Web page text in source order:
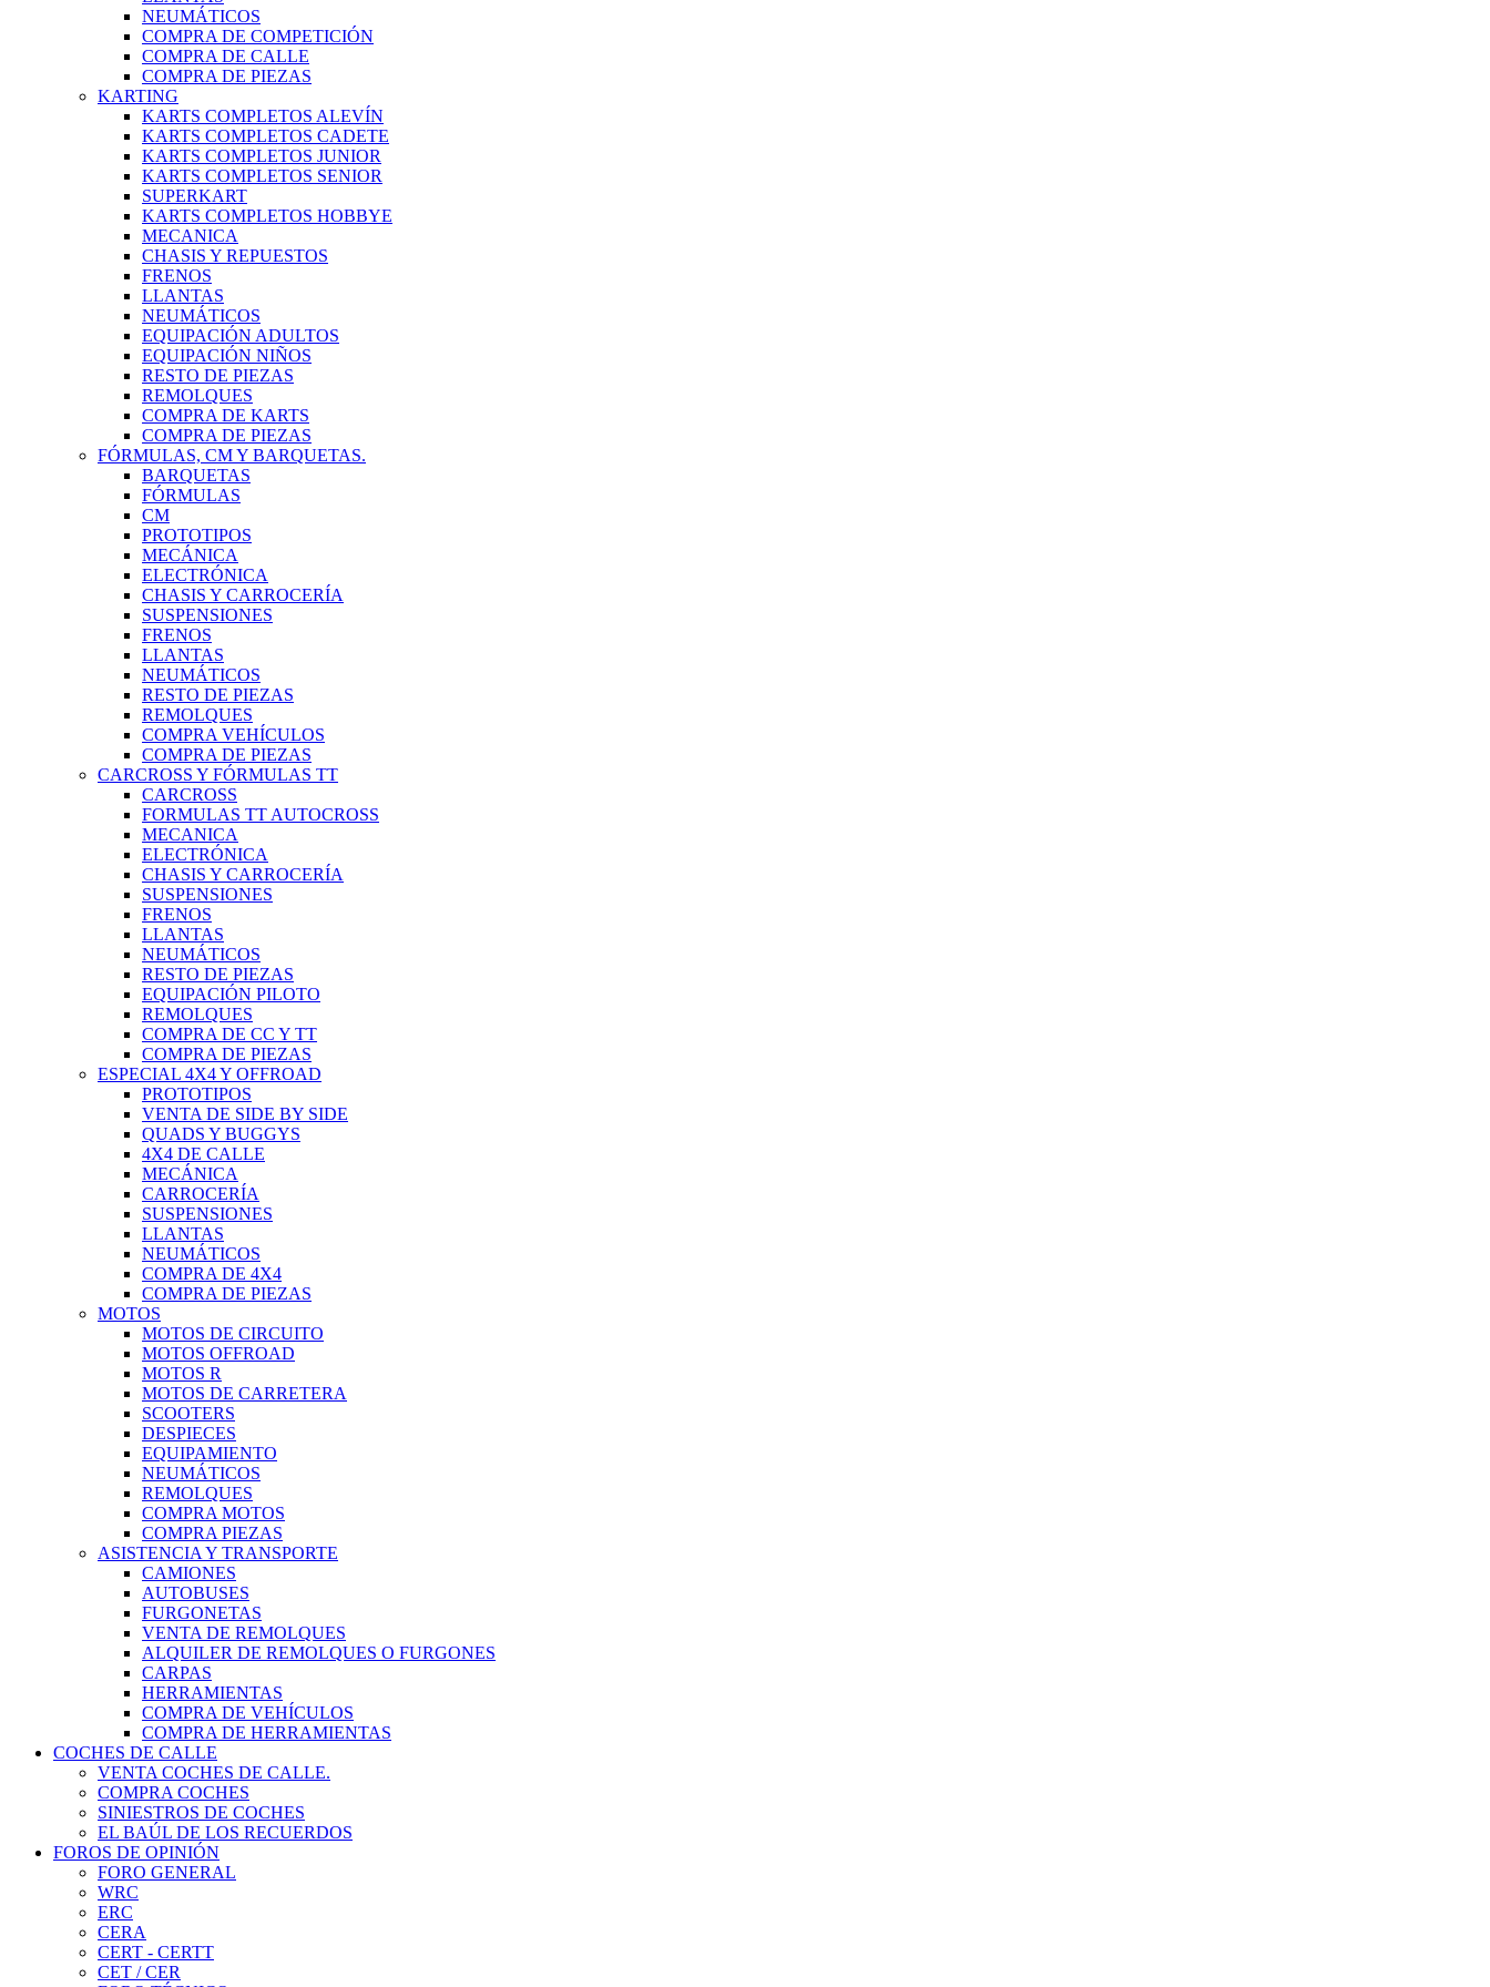
NEUMÁTICOS
COMPRA DE COMPETICIÓN
COMPRA DE CALLE
COMPRA DE PIEZAS
KARTING
KARTS COMPLETOS ALEVÍN
KARTS COMPLETOS CADETE
KARTS COMPLETOS JUNIOR
KARTS COMPLETOS SENIOR
SUPERKART
KARTS COMPLETOS HOBBYE
MECANICA
CHASIS Y REPUESTOS
FRENOS
LLANTAS
NEUMÁTICOS
EQUIPACIÓN ADULTOS
EQUIPACIÓN NIÑOS
RESTO DE PIEZAS
REMOLQUES
COMPRA DE KARTS
COMPRA DE PIEZAS
FÓRMULAS, CM Y BARQUETAS.
BARQUETAS
FÓRMULAS
CM
PROTOTIPOS
MECÁNICA
ELECTRÓNICA
CHASIS Y CARROCERÍA
SUSPENSIONES
FRENOS
LLANTAS
NEUMÁTICOS
RESTO DE PIEZAS
REMOLQUES
COMPRA VEHÍCULOS
COMPRA DE PIEZAS
CARCROSS Y FÓRMULAS TT
CARCROSS
FORMULAS TT AUTOCROSS
MECANICA
ELECTRÓNICA
CHASIS Y CARROCERÍA
SUSPENSIONES
FRENOS
LLANTAS
NEUMÁTICOS
RESTO DE PIEZAS
EQUIPACIÓN PILOTO
REMOLQUES
COMPRA DE CC Y TT
COMPRA DE PIEZAS
ESPECIAL 4X4 Y OFFROAD
PROTOTIPOS
VENTA DE SIDE BY SIDE
QUADS Y BUGGYS
4X4 DE CALLE
MECÁNICA
CARROCERÍA
SUSPENSIONES
LLANTAS
NEUMÁTICOS
COMPRA DE 4X4
COMPRA DE PIEZAS
MOTOS
MOTOS DE CIRCUITO
MOTOS OFFROAD
MOTOS R
MOTOS DE CARRETERA
SCOOTERS
DESPIECES
EQUIPAMIENTO
NEUMÁTICOS
REMOLQUES
COMPRA MOTOS
COMPRA PIEZAS
ASISTENCIA Y TRANSPORTE
CAMIONES
AUTOBUSES
FURGONETAS
VENTA DE REMOLQUES
ALQUILER DE REMOLQUES O FURGONES
CARPAS
HERRAMIENTAS
COMPRA DE VEHÍCULOS
COMPRA DE HERRAMIENTAS
COCHES DE CALLE
VENTA COCHES DE CALLE.
COMPRA COCHES
SINIESTROS DE COCHES
EL BAÚL DE LOS RECUERDOS
FOROS DE OPINIÓN
FORO GENERAL
WRC
ERC
CERA
CERT - CERTT
CET / CER